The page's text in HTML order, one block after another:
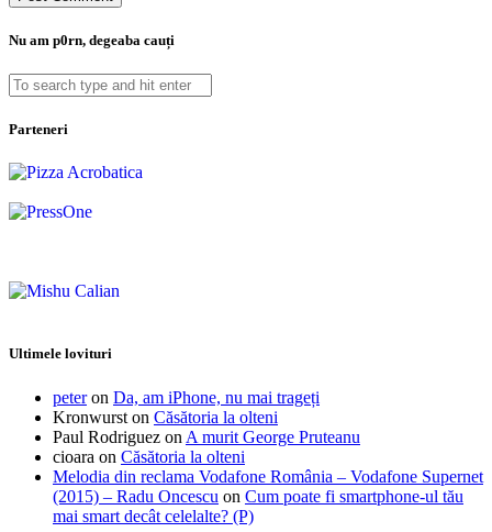
Nu am p0rn, degeaba cauți
Parteneri
Ultimele lovituri
peteron Da, am iPhone, nu mai trageți
Kronwurst on Căsătoria la olteni
Paul Rodriguez on A murit George Pruteanu
cioara on Căsătoria la olteni
Melodia din reclama Vodafone România – Vodafone Supernet
(2015) – Radu Oncescu on Cum poate fi smartphone-ul tău
mai smart decât celelalte? (P)